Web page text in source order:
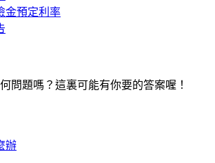
金預定利率
問題嗎？這裏可能有你要的答案喔！
辦